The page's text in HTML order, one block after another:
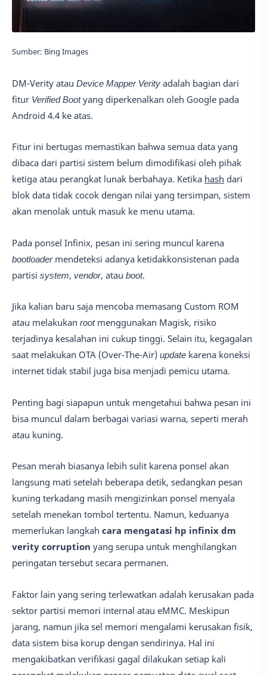
Sumber: Bing Images
DM-Verity atau Device Mapper Verity adalah bagian dari
fitur Verified Bootyang diperkenalkan oleh Google pada
Android 4.4 ke atas.
Fitur ini bertugas memastikan bahwa semua data yang
dibaca dari partisi sistem belum dimodifikasi oleh pihak
ketiga atau perangkat lunak berbahaya. Ketika hash dari
blok data tidak cocok dengan nilai yang tersimpan, sistem
akan menolak untuk masuk ke menu utama.
Pada ponsel Infinix, pesan ini sering muncul karena
bootloadermendeteksi adanya ketidakkonsistenan pada
partisi system, vendor, atau boot.
Jika kalian baru saja mencoba memasang Custom ROM
atau melakukan rootmenggunakan Magisk, risiko
terjadinya kesalahan ini cukup tinggi. Selain itu, kegagalan
saat melakukan OTA (Over-The-Air) update karena koneksi
internet tidak stabil juga bisa menjadi pemicu utama.
Penting bagi siapapun untuk mengetahui bahwa pesan ini
bisa muncul dalam berbagai variasi warna, seperti merah
atau kuning.
Pesan merah biasanya lebih sulit karena ponsel akan
langsung mati setelah beberapa detik, sedangkan pesan
kuning terkadang masih mengizinkan ponsel menyala
setelah menekan tombol tertentu. Namun, keduanya
memerlukan langkah cara mengatasi hp infinix dm
verity corruption yang serupa untuk menghilangkan
peringatan tersebut secara permanen.
Faktor lain yang sering terlewatkan adalah kerusakan pada
sektor partisi memori internal atau eMMC. Meskipun
jarang, namun jika sel memori mengalami kerusakan fisik,
data sistem bisa korup dengan sendirinya. Hal ini
mengakibatkan verifikasi gagal dilakukan setiap kali